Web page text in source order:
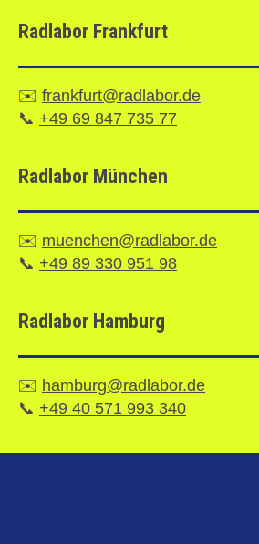
Radlabor Frankfurt
✉️ frankfurt@radlabor.de
📞 +49 69 847 735 77
Radlabor München
✉️ muenchen@radlabor.de
📞 +49 89 330 951 98
Radlabor Hamburg
✉️ hamburg@radlabor.de
📞 +49 40 571 993 340